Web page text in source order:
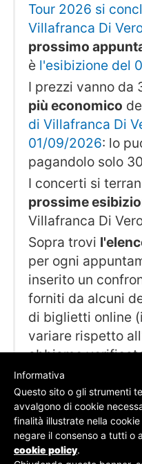
Tour 2026 si
Villafranca Di
prossimo
è l'esibizione del
I prezzi vanno da
più economico
di Villafranca Di
01/09/2026: lo
pagandolo solo
I concerti si
prossime
Villafranca Di
Sopra trovi
per ogni
inserito un
forniti da alcuni
di biglietti online
variare rispetto
abbiamo
© SOS Biglietti - P.Iva
Contatti-Privacy Policy
Informativa
Questo sito o gli strumenti
avvalgono di cookie
finalità illustrate nella
negare il consenso a tutti o
cookie policy.